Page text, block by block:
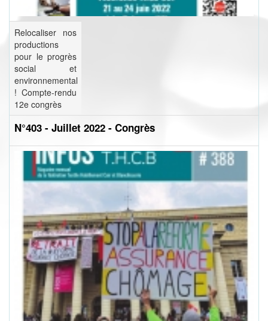
Relocaliser nos
productions
pour le progrès
social et
environnemental
! Compte-rendu
12e congrès
N°403 - Juillet 2022 - Congrès